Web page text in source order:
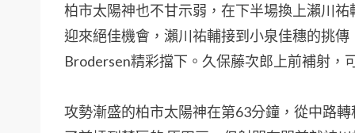
柏市太陽神也不甘示弱，在下半場換上瀨川
迎來絕佳機會，瀨川祐輔接到小泉佳穗的挑
Brodersen精彩擋下。久保藤次郎上前補射，
攻勢漸盛的柏市太陽神在第63分鐘，從中路